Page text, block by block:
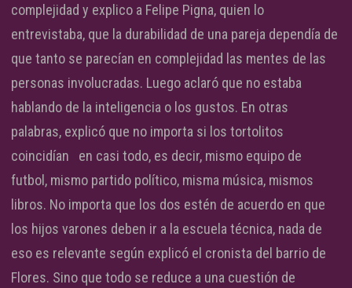
complejidad y explico a Felipe Pigna, quien lo
entrevistaba, que la durabilidad de una pareja dependía de
que tanto se parecían en complejidad las mentes de las
personas involucradas. Luego aclaró que no estaba
hablando de la inteligencia o los gustos. En otras
palabras, explicó que no importa si los tortolitos
coincidían en casi todo, es decir, mismo equipo de
futbol, mismo partido político, misma música, mismos
libros. No importa que los dos estén de acuerdo en que
los hijos varones deben ir a la escuela técnica, nada de
eso es relevante según explicó el cronista del barrio de
Flores. Sino que todo se reduce a una cuestión de